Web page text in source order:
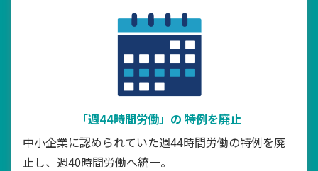
「週44時間労働」の 特例を廃止
中小企業に認められていた週44時間労働の特例を廃
止し、週40時間労働へ統一。